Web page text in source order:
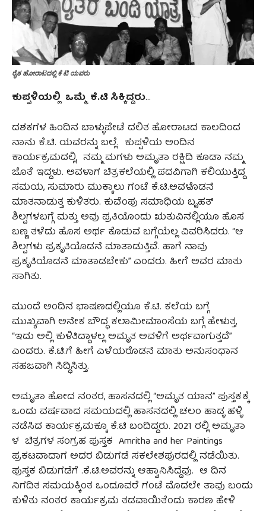
ರೈತ ಹೋರಾಟದಲ್ಲಿ ಕೆ ಟಿ ಯವರು
ಕುಪ್ಪಳಿಯಲ್ಲಿ ಒಮ್ಮೆ ಕೆ.ಟಿ ಸಿಕ್ಕಿದ್ದರು…
ದಶಕಗಳ ಹಿಂದಿನ ಬಾಳ್ಳುಪೇಟೆ ದಲಿತ ಹೋರಾಟದ ಕಾಲದಿಂದ
ನಾನು ಕೆ.ಟಿ. ಯವರನ್ನು ಬಲ್ಲೆ. ಕುಪ್ಪಳಿಯ ಅಂದಿನ
ಕಾರ್ಯಕ್ರಮದಲ್ಲಿ, ನಮ್ಮ ಮಗಳು ಅಮೃತಾ ರಕ್ಷಿದಿ ಕೂಡಾ ನಮ್ಮ
ಜೊತೆ ಇದ್ದಳು. ಅವಳಾಗ ಚಿತ್ರಕಲೆಯಲ್ಲಿ ಪದವಿಗಾಗಿ ಕಲಿಯುತ್ತಿದ್ದ
ಸಮಯ, ಸುಮಾರು ಮುಕ್ಕಾಲು ಗಂಟೆ ಕೆ.ಟಿ.ಅವಳೊಡನೆ
ಮಾತನಾಡುತ್ತ ಕುಳಿತರು. ಕುವೆಂಪು ಸಮಾಧಿಯ ಬೃಹತ್
ಶಿಲ್ಪಗಳಬಗ್ಗೆ ಮತ್ತು ಅವು ಪ್ರತಿಯೊಂದು ಋತುವಿನಲ್ಲಿಯೂ ಹೊಸ
ಬಣ್ಣ ತಳೆದು ಹೊಸ ಅರ್ಥ ಕೊಡುವ ಬಗ್ಗೆಯೆಲ್ಲ ವಿವರಿಸಿದರು. “ಆ
ಶಿಲ್ಪಗಳು ಪ್ರಕೃತಿಯೊಡನೆ ಮಾತಾಡುತ್ತಿವೆ. ಹಾಗೆ ನಾವು
ಪ್ರಕೃತಿಯೊಡನೆ ಮಾತಾಡಬೇಕು” ಎಂದರು. ಹೀಗೆ ಅವರ ಮಾತು
ಸಾಗಿತು.
ಮುಂದೆ ಅಂದಿನ ಭಾಷಣದಲ್ಲಿಯೂ ಕೆ.ಟಿ. ಕಲೆಯ ಬಗ್ಗೆ
ಮುಖ್ಯವಾಗಿ ಅನೇಕ ಬೌದ್ಧ ಕಲಾಮೀಮಾಂಸೆಯ ಬಗ್ಗೆ ಹೇಳುತ್ತ,
“ಇದು ಅಲ್ಲಿ ಕುಳಿತಿದ್ದಾಳಲ್ಲ ಅಮೃತ ಅವಳಿಗೆ ಅರ್ಥವಾಗುತ್ತದೆ”
ಎಂದರು. ಕೆ.ಟಿ.ಗೆ ಹೀಗೆ ಎಳೆಯರೊಡನೆ ಮಾತು ಅನುಸಂಧಾನ
ಸಹಜವಾಗಿ ಸಿದ್ಧಿಸಿತ್ತು.
ಅಮೃತಾ ಹೋದ ನಂತರ, ಹಾಸನದಲ್ಲಿ “ಅಮೃತ ಯಾನ” ಪುಸ್ತಕಕ್ಕೆ
ಒಂದು ವರ್ಷವಾದ ಸಮಯದಲ್ಲಿ ಹಾಸನದಲ್ಲಿ ಚಲಂ ಹಾಡ್ಳ ಹಳ್ಳಿ
ನಡೆಸಿದ ಕಾರ್ಯಕ್ರಮಕ್ಕೂ ಕೆ.ಟಿ ಬಂದಿದ್ದರು. 2021 ರಲ್ಲಿ ಅಮೃತಾ
ಳ ಚಿತ್ರಗಳ ಸಂಗ್ರಹ ಪುಸ್ತಕ Amritha and her Paintings
ಪ್ರಕಟವಾದಾಗ ಅದರ ಬಿಡುಗಡೆ ಸಕಲೇಶಪುರದಲ್ಲಿ ನಡೆಯಿತು.
ಪುಸ್ತಕ ಬಿಡುಗಡೆಗೆ .ಕೆ.ಟಿ.ಅವರನ್ನು ಆಹ್ವಾನಿಸಿದ್ದೆವು. ಆ ದಿನ
ನಿಗದಿತ ಸಮಯಕ್ಕಿಂತ ಒಂದೂವರೆ ಗಂಟೆ ಮೊದಲೇ ತಾವು ಬಂದು
ಕುಳಿತು ನಂತರ ಕಾರ್ಯಕ್ರಮ ತಡವಾಯಿತೆಂದು ಕಾರಣ ಹೇಳಿ